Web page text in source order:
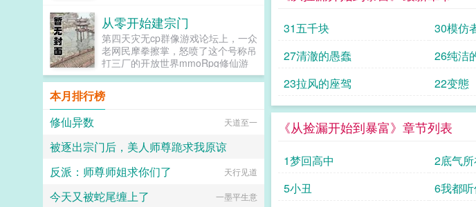
31五千块 30模仿
27清澈的愚蠢
26纯洁
23拉风的座驾
22变態
《从捡漏开始到暴富》章节列表
1梦回高中 2底气
5小丑
6我都
秩序部门汇报其行踪，我们将第一时
间赶到现场将其击毙保证群众安全，
对于举报成功者，我们颁五金币以资
嘉奖。于是第二天，秩序局门口多出
一位自告奋勇的失序者。里亚克尔查
先生，我实名举报我自己，申请批
准！怎么又是你！你非得每天来这里
自打卡一次吗！！？...
从零开始建宗门
第四天灾无cp群像游戏论坛上，一众
老网民摩拳擦掌，怒喷了这个号称吊
打三厂的开放世界mmoRpg修仙游
戏十洲记数日，哪知开服一看三厂和
它比起来还真特么是弟弟！那波澜壮
阔的异世天地，海内十洲海外三岛，
宏大到令人头晕目眩的地图。瑰丽的
仙侠神话，神仙鬼怪异兽妖魔还有一
天下第一修仙宗门师父师父，咱们宗
可能因为人多？重开二周目的方羡鱼
好的韭菜（划掉）玩家，心满意足，
本月排行榜
修仙异数
天道至一
被逐出宗门后，美人师尊跪求我原谅
苗苗这小妞儿
反派：师尊师姐求你们了 天行见道
今天又被蛇尾缠上了 一墨平生意